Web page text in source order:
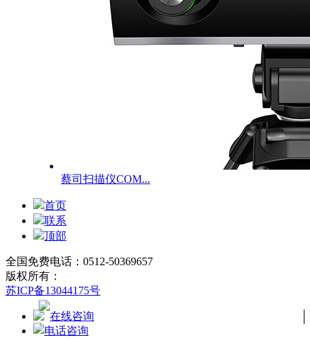
蔡司扫描仪COM...
首页
联系
顶部
全国免费电话：0512-50369657
版权所有：
苏ICP备13044175号
在线咨询
电话咨询